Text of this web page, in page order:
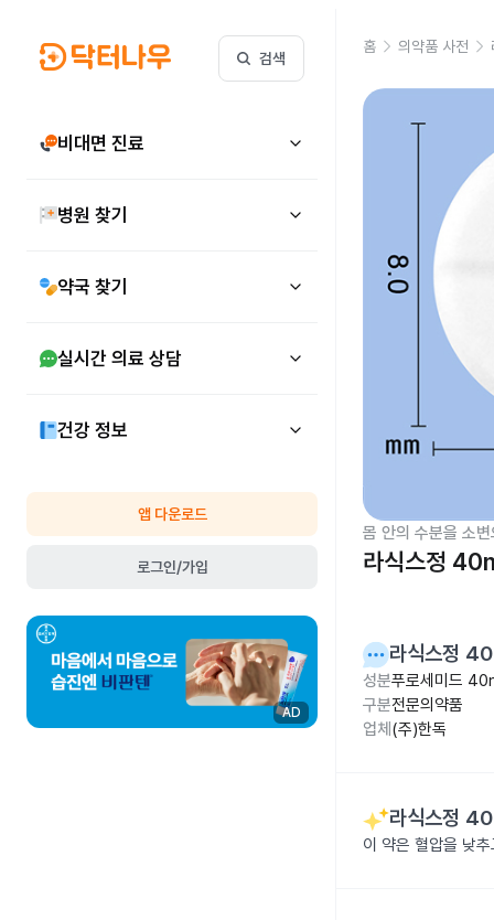
검색
비대면 진료
병원 찾기
약국 찾기
실시간 의료 상담
건강 정보
앱 다운로드
로그인/가입
AD
홈 의약품 사전
몸 안의 수분을 소
라식스정
라식스정
성분푸로세미드
구분전문의약품
업체 (주)한독
라식스정
이 약은 혈압을 낮